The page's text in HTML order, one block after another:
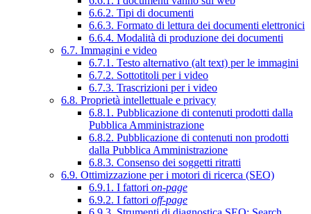
6.6.2. Tipi di documenti
6.6.3. Formato di lettura dei documenti elettronici
6.6.4. Modalità di produzione dei documenti
6.7. Immagini e video
6.7.1. Testo alternativo (alt text) per le immagini
6.7.2. Sottotitoli per i video
6.7.3. Trascrizioni per i video
6.8. Proprietà intellettuale e privacy
6.8.1. Pubblicazione di contenuti prodotti dalla
Pubblica Amministrazione
6.8.2. Pubblicazione di contenuti non prodotti
dalla Pubblica Amministrazione
6.8.3. Consenso dei soggetti ritratti
6.9. Ottimizzazione per i motori di ricerca (SEO)
6.9.1. I fattori on-page
6.9.2. I fattori off-page